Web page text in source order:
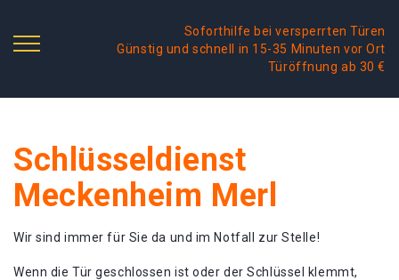
Soforthilfe bei versperrten Türen
Günstig und schnell in 15-35 Minuten vor Ort
Türöffnung ab 30 €
Schlüsseldienst
Meckenheim Merl
Wir sind immer für Sie da und im Notfall zur Stelle!
Wenn die Tür geschlossen ist oder der Schlüssel klemmt,